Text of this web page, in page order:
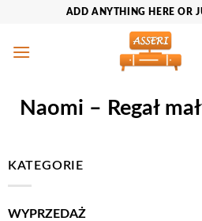
zawartości
ADD ANYTHING HERE OR
Naomi – Regał
KATEGORIE
WYPRZEDAŻ